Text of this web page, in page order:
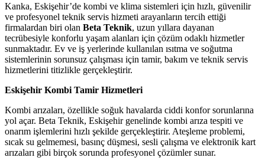
Kanka, Eskişehir’de kombi ve klima sistemleri için hızlı, güvenilir
ve profesyonel teknik servis hizmeti arayanların tercih ettiği
firmalardan biri olan Beta Teknik, uzun yıllara dayanan
tecrübesiyle konforlu yaşam alanları için çözüm odaklı hizmetler
sunmaktadır. Ev ve iş yerlerinde kullanılan ısıtma ve soğutma
sistemlerinin sorunsuz çalışması için tamir, bakım ve teknik servis
hizmetlerini titizlikle gerçekleştirir.
Eskişehir Kombi Tamir Hizmetleri
Kombi arızaları, özellikle soğuk havalarda ciddi konfor sorunlarına
yol açar. Beta Teknik, Eskişehir genelinde kombi arıza tespiti ve
onarım işlemlerini hızlı şekilde gerçekleştirir. Ateşleme problemi,
sıcak su gelmemesi, basınç düşmesi, sesli çalışma ve elektronik kart
arızaları gibi birçok sorunda profesyonel çözümler sunar.